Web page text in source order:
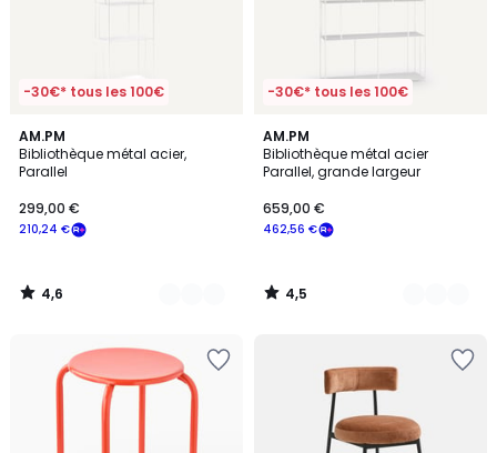
-30€* tous les 100€
AM.PM
Bibliothèque métal acier,
Parallel
€
souscrivez
notre
programme
210,24
210,24 €
299,00 €
4,6
/ 5
2
Couleurs
4,6
/
-30€* tous les 100€
AM.PM
Bibliothèque métal acier
Parallel, grande largeur
462,56 €
659,00 €
4,5
/ 5
2
Couleurs
4,5
/